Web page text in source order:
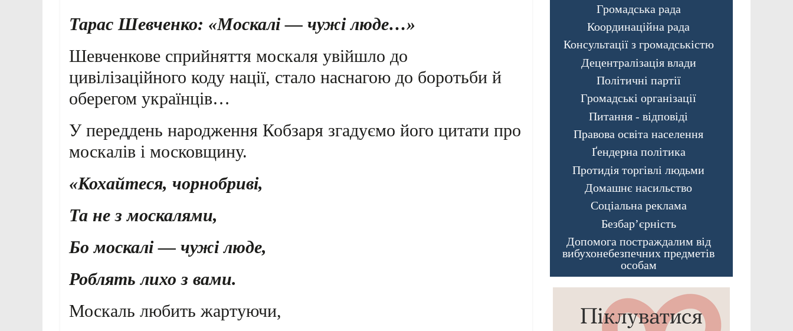
Тарас Шевченко: «Москалі — чужі люде…»
Шевченкове сприйняття москаля увійшло до
цивілізаційного коду нації, стало наснагою до боротьби й
оберегом українців…
У переддень народження Кобзаря згадуємо його цитати про
москалів і московщину.
«Кохайтеся, чорнобриві,
Та не з москалями,
Бо москалі — чужі люде,
Роблять лихо з вами.
Москаль любить жартуючи,
Громадська рада
Координаційна рада
Консультації з громадськістю
Децентралізація влади
Політичні партії
Громадські організації
Питання - відповіді
Правова освіта населення
Ґендерна політика
Протидія торгівлі людьми
Домашнє насильство
Соціальна реклама
Безбар’єрність
Допомога постраждалим від
вибухонебезпечних предметів
особам